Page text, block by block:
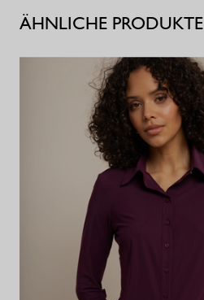
ÄHNLICHE PRODUKTE